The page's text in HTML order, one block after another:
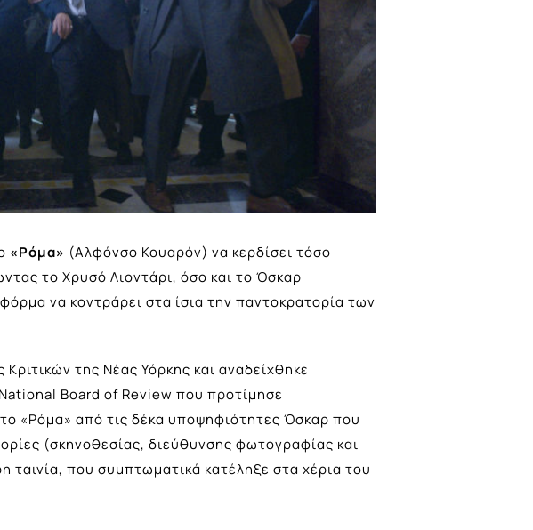
«Ρόμα» (Αλφόνσο Κουαρόν) να κερδίσει τόσο
το Χρυσό Λιοντάρι, όσο και το Όσκαρ
να κοντράρει στα ίσια την παντοκρατορία των
της Νέας Υόρκης και αναδείχθηκε
Board of Review που προτίμησε
«Ρόμα» από τις δέκα υποψηφιότητες Όσκαρ που
(σκηνοθεσίας, διεύθυνσης φωτογραφίας και
ταινία, που συμπτωματικά κατέληξε στα χέρια του